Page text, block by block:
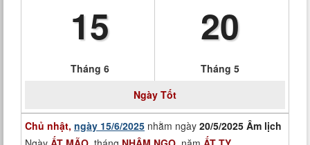
15
Tháng 6
20
Tháng 5
Ngày Tốt
Chủ nhật, ngày 15/6/2025 nhằm ngày 20/5/2025 Âm lịch